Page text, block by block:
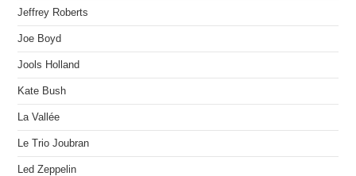
Jeffrey Roberts
Joe Boyd
Jools Holland
Kate Bush
La Vallée
Le Trio Joubran
Led Zeppelin